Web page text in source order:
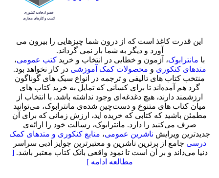
این قدرت کاغذ است که از درون شما چیزهایی را بیرون می
آورد و دیگر به شما باز نمی گرداند.
با مانترابوک، آزمون و خطایی در انتخاب و خرید کتب عمومی،
متدهای کنکوری و محصولات کمک آموزشی در کار نخواهد بود.
منتخب کتاب‌ های تالیفی و ترجمه در انواع سبک های گوناگون
گرد هم آمده‌اند تا برای کسانی که تمایل به خرید کتاب های
ارزشمند دارند، هیچ دغدغه‌ای وجود نداشته باشد. با انتخاب از
میان کتاب های متنوع و دست‌چین شده‌ی مانترابوک، می‌توانید
مطمئن باشید که کتابی که خریده اید، ارزش زمانی که برای آن
صرف می‌کنید را دارد. مانترابوک، رسالت خود را ارائه‌ی
جدیدترین ویرایش ناشرین عمومی، منابع کنکوری و متدهای کمک
درسی جامع از برترین ناشرین و معتبرترین جوایز ادبی سراسر
دنیا می‌داند و بر آن است تا نمود واقعی بانک کتاب معتبر باشد.[
مطالعه ادامه ]